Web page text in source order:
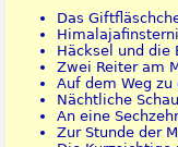
Das
Häcksel und die
Zwei Reiter am
Auf dem Weg
Nächtliche
An eine
Zur Stunde der